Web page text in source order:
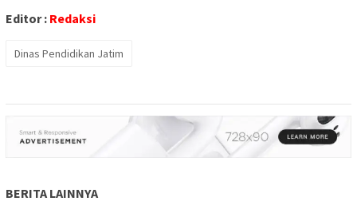
Editor : Redaksi
Dinas Pendidikan Jatim
BERITA LAINNYA